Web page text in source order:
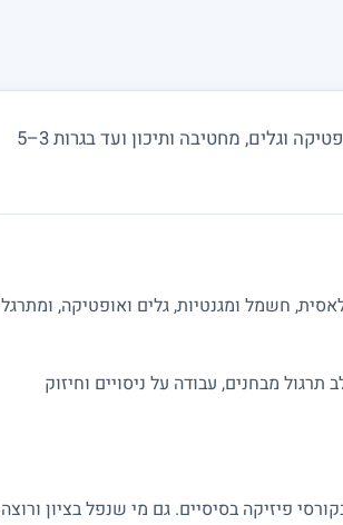
מחפשים מורה פרטי לפיזיקה בחברון ובסביבה? מורים באתר מורה מורה מלמדים מכניקה, חשמל, אופטיקה וגלים, מחטיבה ותיכון ועד בגרות 3–5
חשמל ומגנטיות, גלים ואופטיקה, ומתרגל
בחטיבה ועד הכנה מלאה לבגרות 5 יחידות. אפשר לשלב תרגול מבחנים, עבודה על ניסויים וחיזוק
שצריכים חיזוק בקורסי פיזיקה בסיסיים. גם מי שנפל בציון ורוצה